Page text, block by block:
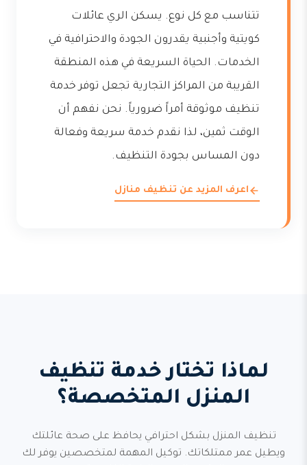
تتناسب مع كل نوع. يسكن الري عائلات
كويتية وأجنبية يقدرون الجودة والاحترافية في
الخدمات. الحياة السريعة في هذه المنطقة
القريبة من المراكز التجارية تجعل توفر خدمة
تنظيف موثوقة أمراً ضرورياً. نحن نفهم أن
الوقت ثمين، لذا نقدم خدمة سريعة وفعالة
دون المساس بجودة التنظيف.
اعرف المزيد عن تنظيف منازل
لماذا تختار خدمة تنظيف
المنزل المتخصصة؟
تنظيف المنزل بشكل احترافي يحافظ على صحة عائلتك
ويطيل عمر ممتلكاتك. توكيل المهمة لمتخصصين يوفر لك